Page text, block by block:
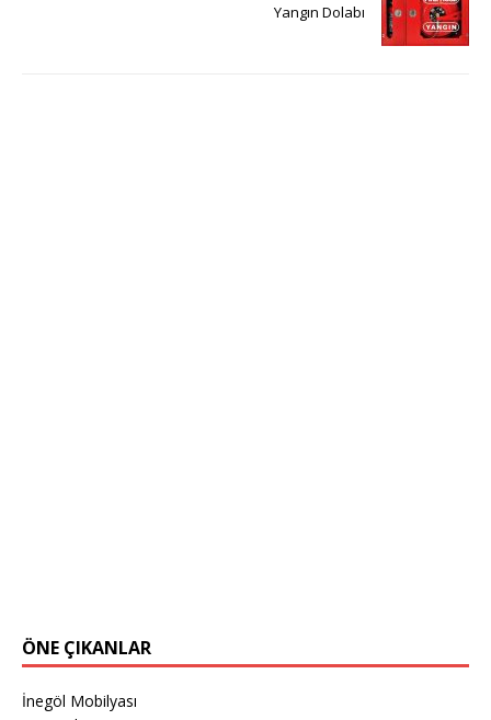
Yangın Dolabı
ÖNE ÇIKANLAR
İnegöl Mobilyası